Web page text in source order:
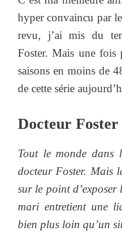
hyper convaincu par
revu, j’ai mis du
Foster. Mais une fois
saisons en moins de
de cette série
Docteur Foster
Tout le monde dans
docteur Foster. Mais
sur le point d’exposer
mari entretient une
bien plus loin qu’un